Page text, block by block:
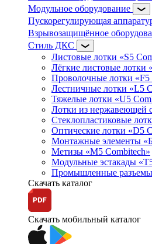
Модульное оборудование
Пускорегулирующая
Взрывозащищённое
Стиль ДКС
Листовые лотки «S5
Лёгкие листовые лотки
Проволочные лотки «F5
Лестничные лотки «L5
Тяжелые лотки «U5
Лотки из нержавеющей
Стеклопластиковые
Оптические лотки «D5
Монтажные элементы
Метизы «M5 Combitech»
Модульные эстакады
Промышленные разъемы
Скачать каталог
Скачать мобильный каталог